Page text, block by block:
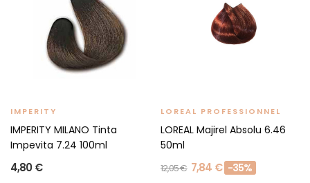
IMPERITY
IMPERITY MILANO Tinta
Impevita 7.24 100ml
4,80 €
LOREAL PROFESSIONNEL
LOREAL Majirel Absolu 6.46
50ml
12,05 € 7,84 € -35%